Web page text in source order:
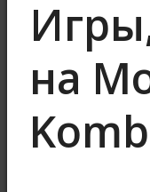
на